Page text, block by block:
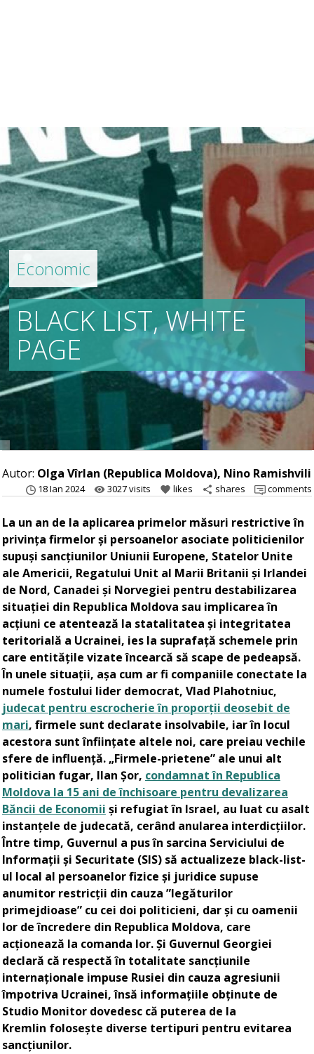
Economic
BLACK LIST, WHITE
PAGE
Autor: Olga Vîrlan (Republica Moldova), Nino
18 Ian 2024 remove_red_eye 3027 visits favorite likes share shares comments
La un an de la aplicarea primelor măsuri restrictive în
privința firmelor și persoanelor asociate politicienilor
supuși sancțiunilor Uniunii Europene, Statelor Unite
ale Americii, Regatului Unit al Marii Britanii și Irlandei
de Nord, Canadei și Norvegiei pentru destabilizarea
situației din Republica Moldova sau implicarea în
acțiuni ce atentează la statalitatea și integritatea
teritorială a Ucrainei, ies la suprafață schemele prin
care entitățile vizate încearcă să scape de pedeapsă.
În unele situații, așa cum ar fi companiile conectate la
numele fostului lider democrat, Vlad Plahotniuc,
judecat pentru escrocherie în proporții deosebit de
mari, firmele sunt declarate insolvabile, iar în locul
acestora sunt înființate altele noi, care preiau vechile
sfere de influență. „Firmele-prietene” ale unui alt
politician fugar, Ilan Șor, condamnat în Republica
Moldova la 15 ani de închisoare pentru devalizarea
Băncii de Economii și refugiat în Israel, au luat cu asalt
instanțele de judecată, cerând anularea interdicțiilor.
Între timp, Guvernul a pus în sarcina Serviciului de
Informații și Securitate (SIS) să actualizeze black-list-
ul local al persoanelor fizice și juridice supuse
anumitor restricții din cauza ”legăturilor
primejdioase” cu cei doi politicieni, dar și cu oamenii
lor de încredere din Republica Moldova, care
acționează la comanda lor. Și Guvernul Georgiei
declară că respectă în totalitate sancțiunile
internaționale impuse Rusiei din cauza agresiunii
împotriva Ucrainei, însă informațiile obținute de
Studio Monitor dovedesc că puterea de la
Kremlin folosește diverse tertipuri pentru evitarea
sancțiunilor.